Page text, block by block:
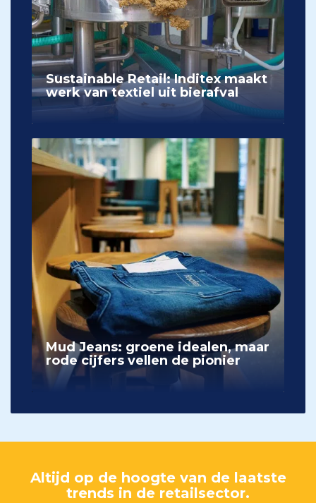
Sustainable Retail: Inditex maakt
werk van textiel uit bierafval
Mud Jeans: groene idealen, maar
rode cijfers vellen de pionier
Altijd op de hoogte van de laatste
trends in de retailsector.